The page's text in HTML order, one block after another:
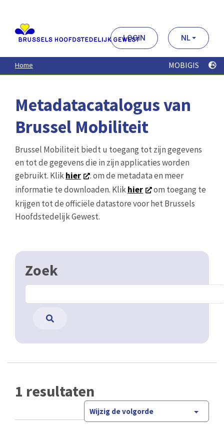
contenu
principal
LOGIN NL
Home MOBIGIS
Metadatacatalogus van
Brussel Mobiliteit
Brussel Mobiliteit biedt u toegang tot zijn gegevens
en tot de gegevens die in zijn applicaties worden
gebruikt. Klikhier
. om de metadata en meer
informatie te downloaden. Klikhier
om toegang te
krijgen tot de officiële datastore voor het Brussels
Hoofdstedelijk Gewest.
Zoek
1 resultaten
Wijzig de volgorde